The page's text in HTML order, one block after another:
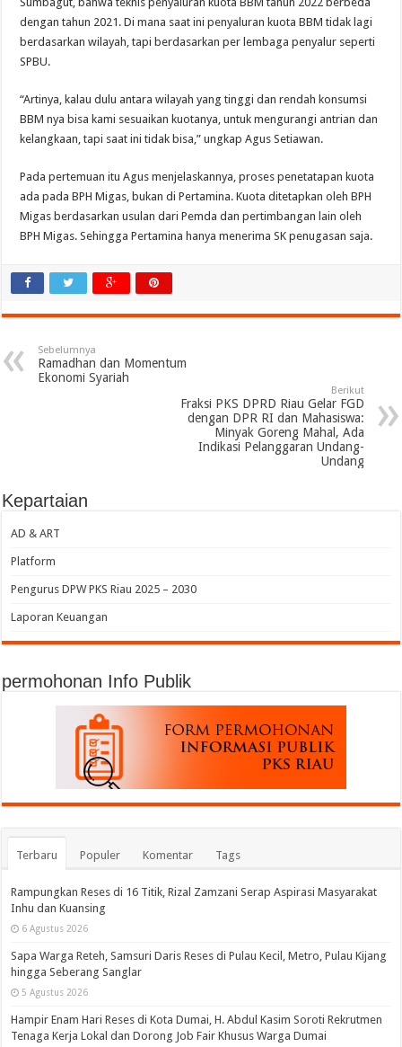
dengan tahun 2021. Di mana saat ini penyaluran kuota BBM tidak lagi
berdasarkan wilayah, tapi berdasarkan per lembaga penyalur seperti
SPBU.
“Artinya, kalau dulu antara wilayah yang tinggi dan rendah konsumsi
BBM nya bisa kami sesuaikan kuotanya, untuk mengurangi antrian dan
kelangkaan, tapi saat ini tidak bisa,” ungkap Agus Setiawan.
Pada pertemuan itu Agus menjelaskannya, proses penetatapan kuota
ada pada BPH Migas, bukan di Pertamina. Kuota ditetapkan oleh BPH
Migas berdasarkan usulan dari Pemda dan pertimbangan lain oleh
BPH Migas. Sehingga Pertamina hanya menerima SK penugasan saja.
Sebelumnya
Ramadhan dan Momentum
Ekonomi Syariah
Berikut
Fraksi PKS DPRD Riau Gelar FGD
dengan DPR RI dan Mahasiswa:
Minyak Goreng Mahal, Ada
Indikasi Pelanggaran Undang-
Undang
Kepartaian
AD & ART
Platform
Pengurus DPW PKS Riau 2025 – 2030
Laporan Keuangan
permohonan Info Publik
Terbaru Populer Komentar Tags
Rampungkan Reses di 16 Titik, Rizal Zamzani Serap Aspirasi Masyarakat
Inhu dan Kuansing
6 Agustus 2026
Sapa Warga Reteh, Samsuri Daris Reses di Pulau Kecil, Metro, Pulau Kijang
hingga Seberang Sanglar
5 Agustus 2026
Hampir Enam Hari Reses di Kota Dumai, H. Abdul Kasim Soroti Rekrutmen
Tenaga Kerja Lokal dan Dorong Job Fair Khusus Warga Dumai